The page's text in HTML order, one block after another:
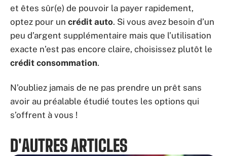
et êtes sûr(e) de pouvoir la payer rapidement,
optez pour un crédit auto. Si vous avez besoin d’un
peu d’argent supplémentaire mais que l’utilisation
exacte n’est pas encore claire, choisissez plutôt le
crédit consommation.
N’oubliez jamais de ne pas prendre un prêt sans
avoir au préalable étudié toutes les options qui
s’offrent à vous !
D'AUTRES ARTICLES